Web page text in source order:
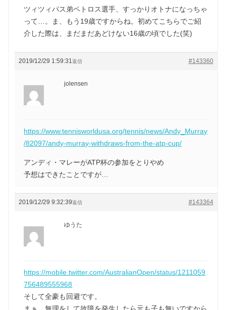
ツィツィパス弟ペトロス選手、すっかりオトナになっちゃ
って…。ま、もう19歳ですからね。初めてこちらでご紹
介した際は、まだまだあどけない16歳の頃でした(笑)
2019/12/29 1:59:31 #143360
返信
jolensen
https://www.tennisworldusa.org/tennis/news/Andy_Murray
/82097/andy-murray-withdraws-from-the-atp-cup/
アンディ・マレーがATP杯の参加をとりやめ
予想はできたことですが…
2019/12/29 9:32:39 #143364
返信
ゆうた
https://mobile.twitter.com/AustralianOpen/status/1211059
756489555968
そして全豪も回避です。